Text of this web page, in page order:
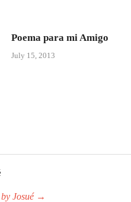
Poema para mi Amigo
July 15, 2013
Josué →